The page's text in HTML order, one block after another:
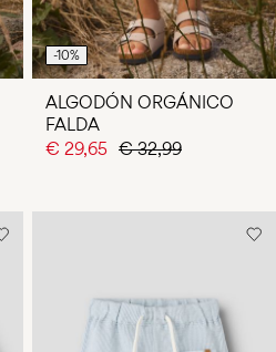
-10%
ALGODÓN ORGÁNICO
FALDA
€ 29,65 € 32,99